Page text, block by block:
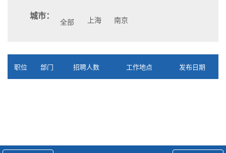
城市：
全部 上海 南京
职位 部门 招聘人数 工作地点 发布日期